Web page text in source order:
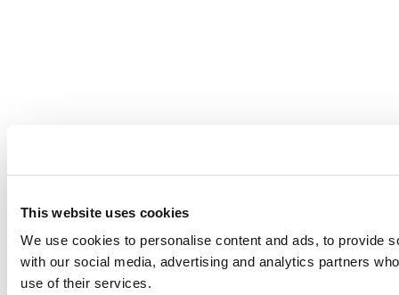
This website uses cookies
We use cookies to personalise content and ads, to provide
with our social media, advertising and analytics partners
use of their services.